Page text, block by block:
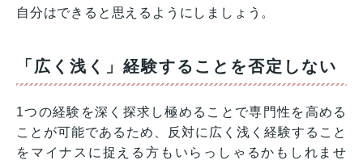
自分はできると思えるようにしましょう。
「広く浅く」経験することを否定しない
1つの経験を深く探求し極めることで専門性を高める
ことが可能であるため、反対に広く浅く経験すること
をマイナスに捉える方もいらっしゃるかもしれませ